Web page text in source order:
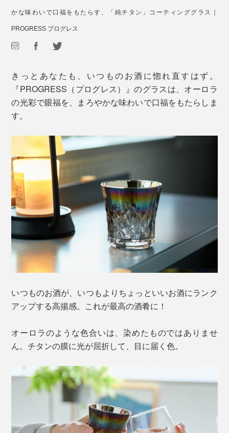
かな味わいで口福をもたらす、「純チタン」コーティンググラス｜
PROGRESS プログレス
きっとあなたも、いつものお酒に惚れ直すはず。
『PROGRESS（プログレス）』のグラスは、オーロラ
の光彩で眼福を、まろやかな味わいで口福をもたらしま
す。
いつものお酒が、いつもよりちょっといいお酒にランク
アップする高揚感。これが最高の酒肴に！
オーロラのような色合いは、染めたものではありませ
ん。チタンの膜に光が屈折して、目に届く色。